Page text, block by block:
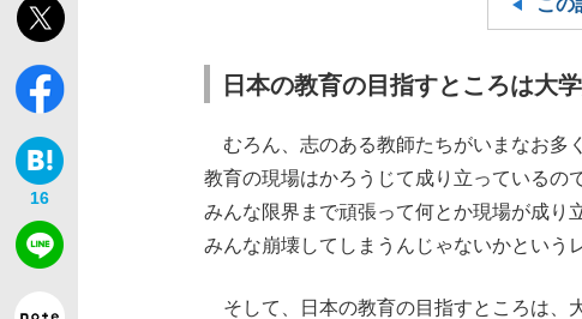
16
この
日本の教育の目指すところは大
むろん、志のある教師たちがいまなお多
教育の現場はかろうじて成り立っているの
みんな限界まで頑張って何とか現場が成り
みんな崩壊してしまうんじゃないかという
そして、日本の教育の目指すところは、